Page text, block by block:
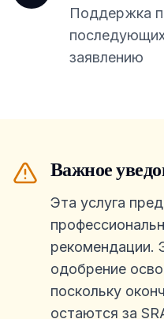
Поддержка
заявлению
Важное
Эта услуга
рекомендации.
одобрение
поскольку
остаются за